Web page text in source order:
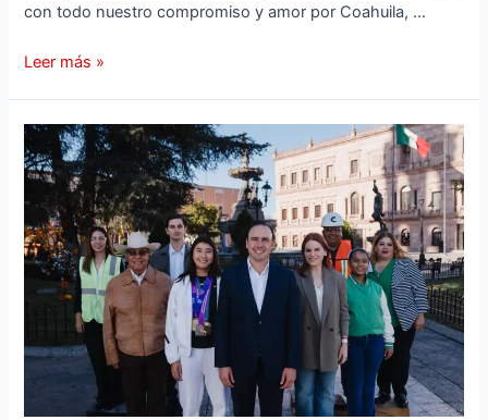
con todo nuestro compromiso y amor por Coahuila, …
Leer más »
COAHUILA,
PRIMER
LUGAR
NACIONAL
EN
CALIDAD
DE
VIDA: